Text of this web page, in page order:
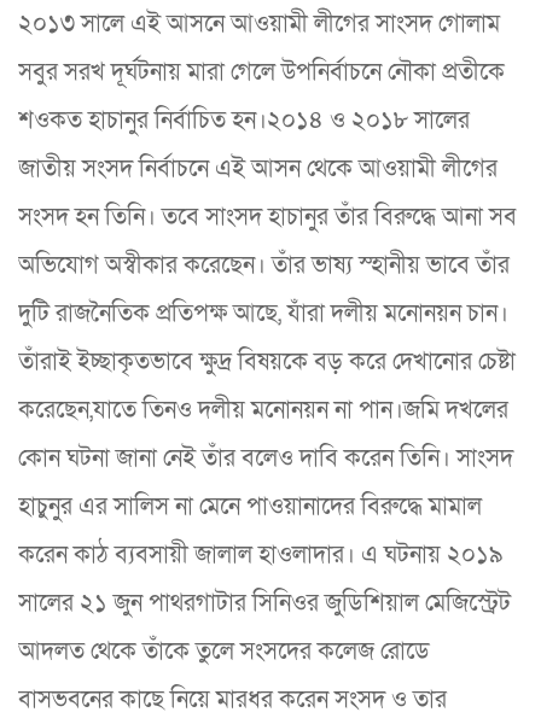
২০১৩ সালে এই আসনে আওয়ামী লীগের সাংসদ গোলাম
সবুর সরখ দূর্ঘটনায় মারা গেলে উপনির্বাচনে নৌকা প্রতীকে
শওকত হাচানুর নির্বাচিত হন।২০১৪ ও ২০১৮ সালের
জাতীয় সংসদ নির্বাচনে এই আসন থেকে আওয়ামী লীগের
সংসদ হন তিনি। তবে সাংসদ হাচানুর তাঁর বিরুদ্ধে আনা সব
অভিযোগ অস্বীকার করেছেন। তাঁর ভাষ্য স্হানীয় ভাবে তাঁর
দুটি রাজনৈতিক প্রতিপক্ষ আছে, যাঁরা দলীয় মনোনয়ন চান।
তাঁরাই ইচ্ছাকৃতভাবে ক্ষুদ্র বিষয়কে বড় করে দেখানোর চেষ্টা
করেছেন,যাতে তিনও দলীয় মনোনয়ন না পান।জমি দখলের
কোন ঘটনা জানা নেই তাঁর বলেও দাবি করেন তিনি। সাংসদ
হাচুনুর এর সালিস না মেনে পাওয়ানাদের বিরুদ্ধে মামাল
করেন কাঠ ব্যবসায়ী জালাল হাওলাদার। এ ঘটনায় ২০১৯
সালের ২১ জুন পাথরগাটার সিনিওর জুডিশিয়াল মেজিস্ট্রেট
আদলত থেকে তাঁকে তুলে সংসদের কলেজ রোডে
বাসভবনের কাছে নিয়ে মারধর করেন সংসদ ও তার